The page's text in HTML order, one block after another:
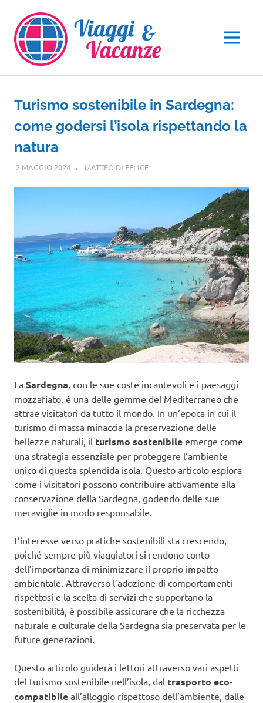
contenuto
MENU
Turismo sostenibile in Sardegna:
come godersi l’isola rispettando la
natura
2 MAGGIO 2024 MATTEO DI FELICESARDEGNA
La Sardegna , con le sue coste incantevoli e i paesaggi
mozzafiato, è una delle gemme del Mediterraneo che
attrae visitatori da tutto il mondo. In un’epoca in cui il
turismo di massa minaccia la preservazione delle
bellezze naturali, il turismo sostenibile emerge come
una strategia essenziale per proteggere l’ambiente
unico di questa splendida isola. Questo articolo esplora
come i visitatori possono contribuire attivamente alla
conservazione della Sardegna, godendo delle sue
meraviglie in modo responsabile.
L’interesse verso pratiche sostenibili sta crescendo,
poiché sempre più viaggiatori si rendono conto
dell’importanza di minimizzare il proprio impatto
ambientale. Attraverso l’adozione di comportamenti
rispettosi e la scelta di servizi che supportano la
sostenibilità, è possibile assicurare che la ricchezza
naturale e culturale della Sardegna sia preservata per le
future generazioni.
Questo articolo guiderà i lettori attraverso vari aspetti
del turismo sostenibile nell’isola, dal trasporto eco-
compatibile all’alloggio rispettoso dell’ambiente, dalle